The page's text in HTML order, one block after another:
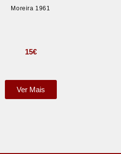
Moreira 1961
15€
Ver Mais